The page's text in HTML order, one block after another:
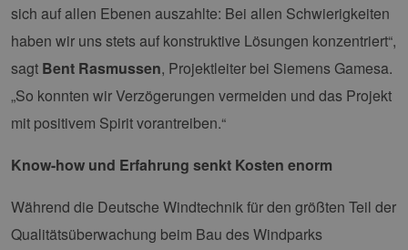
sich auf allen Ebenen auszahlte: Bei allen Schwierigkeiten
haben wir uns stets auf konstruktive Lösungen konzentriert“,
sagt Bent Rasmussen, Projektleiter bei Siemens Gamesa.
„So konnten wir Verzögerungen vermeiden und das Projekt
mit positivem Spirit vorantreiben.“
Know-how und Erfahrung senkt Kosten enorm
Während die Deutsche Windtechnik für den größten Teil der
Qualitätsüberwachung beim Bau des Windparks